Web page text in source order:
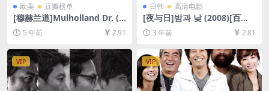
欧美 豆瓣榜单
[穆赫兰道]Mulholland Dr. (2
001)[百度网盘+夸克网盘+迅
雷云盘资源1080P超清未删减]
5 年前 2.91
日韩 高清电影
[夜与日]밤과 낮 (2008)[百度
网盘+夸克网盘1080P超清未
删减资源][网盘在线播放/下
3 年前 2.81
VIP VIP